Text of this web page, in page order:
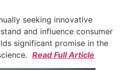
seeking innovative
and influence consumer
significant promise in the
Read Full Article